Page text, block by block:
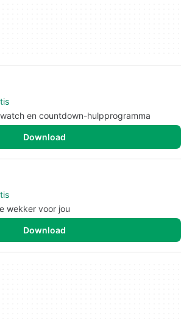
en countdown-hulpprogramma
Download
wekker voor jou
Download